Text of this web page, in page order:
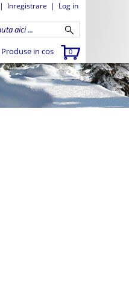
| Inregistrare | Log in
Produse in cos 0